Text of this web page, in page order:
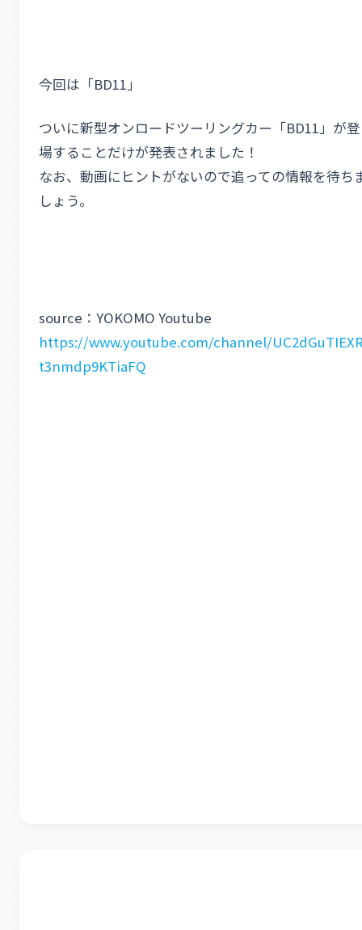
今回は「BD11」
ついに新型オンロードツーリングカー「BD11」が登
場することだけが発表されました！
なお、動画にヒントがないので追っての情報を待ち
しょう。
source：YOKOMO Youtube
https://www.youtube.com/channel/
t3nmdp9KTiaFQ